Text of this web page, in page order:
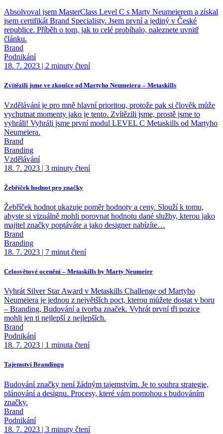
Absolvoval jsem MasterClass Level C s Marty Neumeierem a získal
jsem certifikát Brand Specialisty. Jsem první a jediný v České
republice. Příběh o tom, jak to celé probíhalo, naleznete uvnitř
článku.
Brand
Podnikání
18. 7. 2023 | 2 minuty čtení
Zvítězili jsme ve zkoušce od Martyho Neumeiera – Metaskills
Vzdělávání je pro mně hlavní prioritou, protože pak si člověk může
vychutnat momenty jako je tento. Zvítězili jsme, prostě jsme to
vyhráli! Vyhráli jsme první modul LEVEL C Metaskills od Martyho
Neumeiera.
Brand
Branding
Vzdělávání
18. 7. 2023 | 3 minuty čtení
Žebříček hodnot pro značky
Žebříček hodnot ukazuje poměr hodnoty a ceny. Slouží k tomu,
abyste si vizuálně mohli porovnat hodnotu dané služby, kterou jako
majitel značky poptáváte a jako designer nabízíte…
Brand
Branding
18. 7. 2023 | 7 minut čtení
Celosvětové ocenění – Metaskills by Marty Neumeier
Vyhrát Silver Star Award v Metaskills Challenge od Martyho
Neumeiera je jednou z největších poct, kterou můžete dostat v boru
– Branding, Budování a tvorba značek. Vyhrát první tři pozice
mohli jen ti nejlepší z nejlepších.
Brand
Podnikání
18. 7. 2023 | 1 minuta čtení
Tajemství Brandingu
Budování značky není žádným tajemstvím. Je to souhra strategie,
plánování a designu. Procesy, které vám pomohou s budováním
značky.
Brand
Podnikání
18. 7. 2023 | 3 minuty čtení